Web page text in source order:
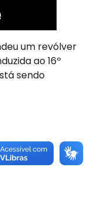
um revólver
ao 16º
sendo